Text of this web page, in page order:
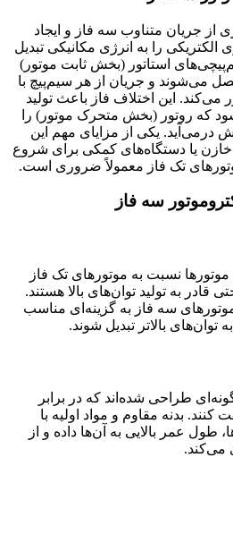
از جریان متناوب سه فاز و ایجاد
الکتریکی را به انرژی مکانیکی تبدیل
استاتور (بخش ثابت موتور)
می‌شوند و جریان از هر سیم‌پیچ با
این اختلاف فاز باعث تولید
که روتور (بخش متحرک موتور) را
درمی‌آید. یکی از مزایای مهم این
یا دستگاه‌های کمکی برای شروع
تک فاز معمولاً ضروری است.
نسبت به موتورهای تک فاز
قادر به تولید توان‌های بالا هستند.
سه فاز به گزینه‌ای مناسب
بالاتر تبدیل شوند.
طراحی شده‌اند که در برابر
بدنه مقاوم و مواد اولیه با
طول عمر بالایی به آن‌ها داده و از
می‌کند.